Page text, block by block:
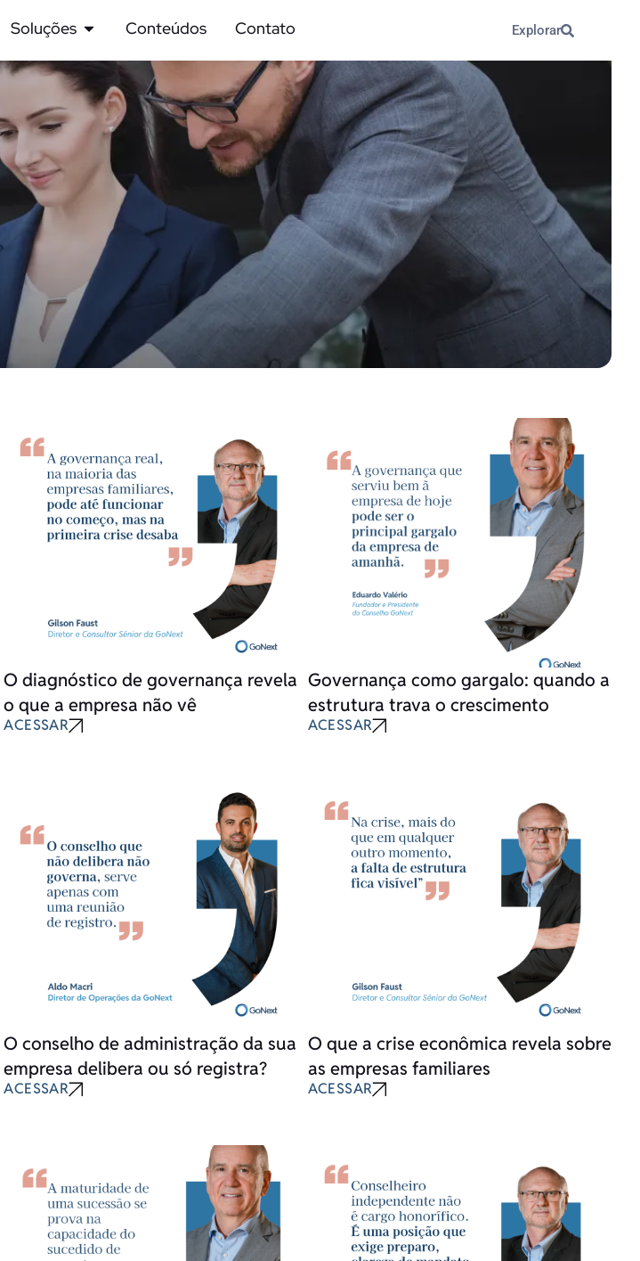
Soluções Conteúdos Contato Explorar
O diagnóstico de governança revela
o que a empresa não vê
ACESSAR
Governança como gargalo: quando a
estrutura trava o crescimento
ACESSAR
O conselho de administração da sua
empresa delibera ou só registra?
ACESSAR
O que a crise econômica revela sobre
as empresas familiares
ACESSAR